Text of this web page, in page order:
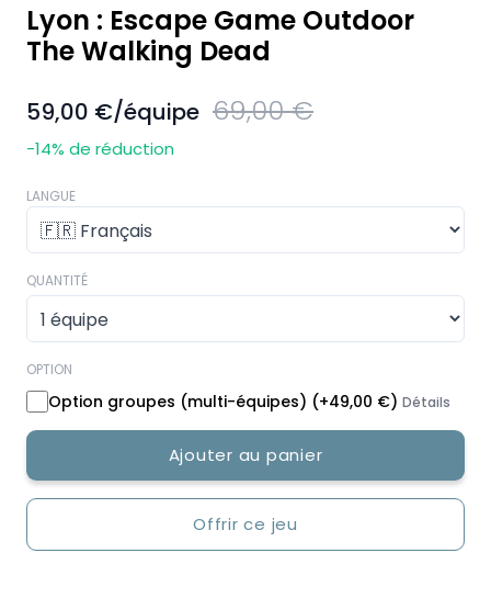
Lyon : Escape Game Outdoor
The Walking Dead
59,00 €/équipe 69,00 €
-14% de réduction
LANGUE
QUANTITÉ
OPTION
Option groupes (multi-équipes) (+49,00 €) Détails
Ajouter au panier
Offrir ce jeu